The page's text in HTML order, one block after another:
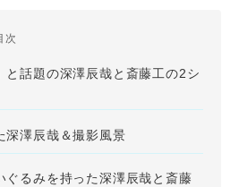
次
と話題の深澤辰哉と斎藤工の2シ
深澤辰哉＆撮影風景
ぐるみを持った深澤辰哉と斎藤